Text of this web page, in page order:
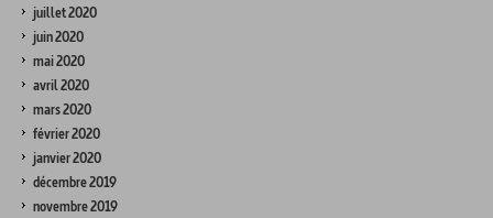
juillet 2020
juin 2020
mai 2020
avril 2020
mars 2020
février 2020
janvier 2020
décembre 2019
novembre 2019